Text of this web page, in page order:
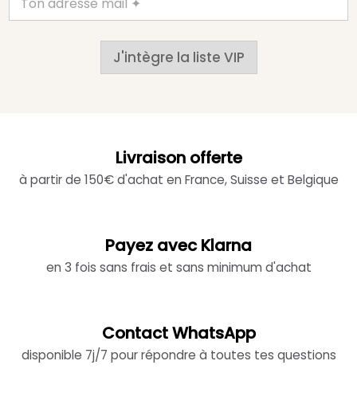
J'intègre la liste VIP
Livraison offerte
à partir de 150€ d'achat en France, Suisse et Belgique
Payez avec Klarna
en 3 fois sans frais et sans minimum d'achat
Contact WhatsApp
disponible 7j/7 pour répondre à toutes tes questions